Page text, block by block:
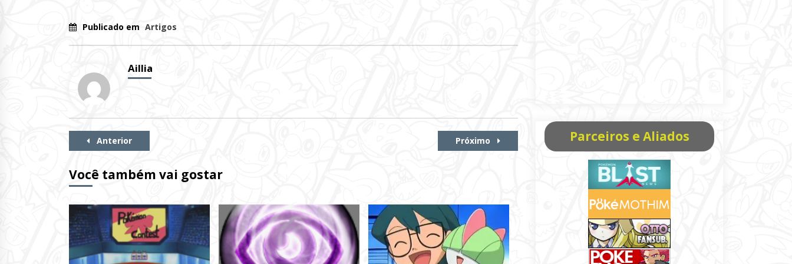
Publicado em Artigos
Aillia
Continue
Anterior Próximo
Você também vai gostar
Parceiros e Aliados